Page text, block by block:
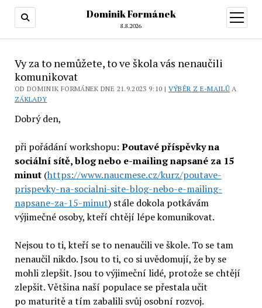
Dominik Formánek
8.8.2026
otevřít
menu
Vy za to nemůžete, to ve škola vás nenaučili
komunikovat
OD DOMINIK FORMÁNEK DNE 21.9.2023 9:10 | VÝBĚR Z E-MAILŮ A
ZÁKLADY
Dobrý den,
při pořádání workshopu: Poutavé příspěvky na
sociální sítě, blog nebo e-mailing napsané za 15
minut(https://www.naucmese.cz/kurz/poutave-
prispevky-na-socialni-site-blog-nebo-e-mailing-
napsane-za-15-minut) stále dokola potkávám
výjimečné osoby, kteří chtějí lépe komunikovat.
Nejsou to ti, kteří se to nenaučili ve škole. To se tam
nenaučil nikdo. Jsou to ti, co si uvědomují, že by se
mohli zlepšit. Jsou to výjimeční lidé, protože se chtějí
zlepšit. Většina naší populace se přestala učit
po maturitě a tím zabalili svůj osobní rozvoj.